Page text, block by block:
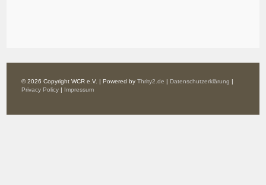
© 2026 Copyright WCR e.V. | Powered byThrity2.de | Datenschutzerklärung |
Privacy Policy | Impressum